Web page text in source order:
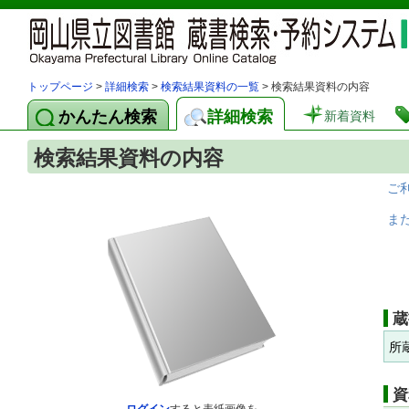
トップページ > 詳細検索 > 検索結果資料の一覧 > 検索結果資料の内容
かんたん検索 詳細検索 新着資料
検索結果資料の内容
ご
ま
所